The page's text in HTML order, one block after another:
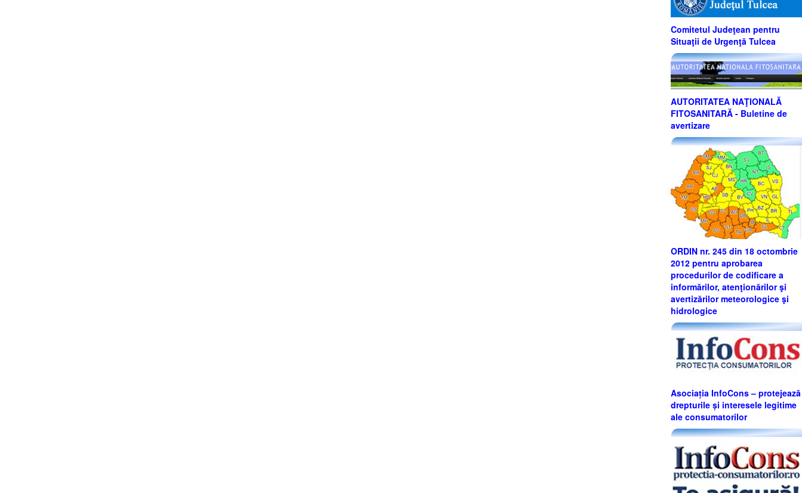
Comitetul Judeţean pentru
Situaţii de Urgenţă Tulcea
AUTORITATEA NAŢIONALĂ
FITOSANITARĂ - Buletine de
avertizare
ORDIN nr. 245 din 18 octombrie
2012 pentru aprobarea
procedurilor de codificare a
informărilor, atenţionărilor şi
avertizărilor meteorologice şi
hidrologice
Asociația InfoCons – protejează
drepturile și interesele legitime
ale consumatorilor